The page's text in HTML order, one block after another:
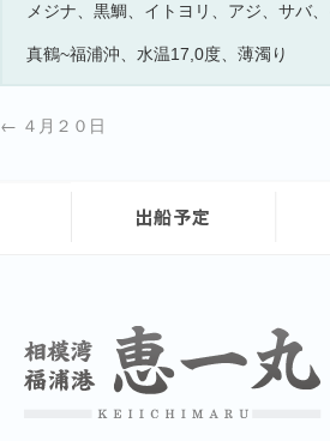
メジナ、黒鯛、イトヨリ、アジ、サバ、
真鶴~福浦沖、水温17,0度、薄濁り
← ４月２０日